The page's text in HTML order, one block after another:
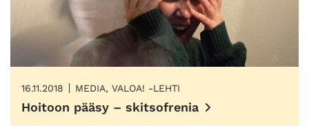
16.11.2018 MEDIA, VALOA! -LEHTI
Hoitoon pääsy – skitsofrenia